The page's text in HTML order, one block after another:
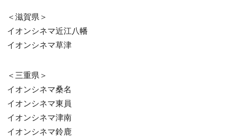
＜滋賀県＞
イオンシネマ近江八幡
イオンシネマ草津
＜三重県＞
イオンシネマ桑名
イオンシネマ東員
イオンシネマ津南
イオンシネマ鈴鹿